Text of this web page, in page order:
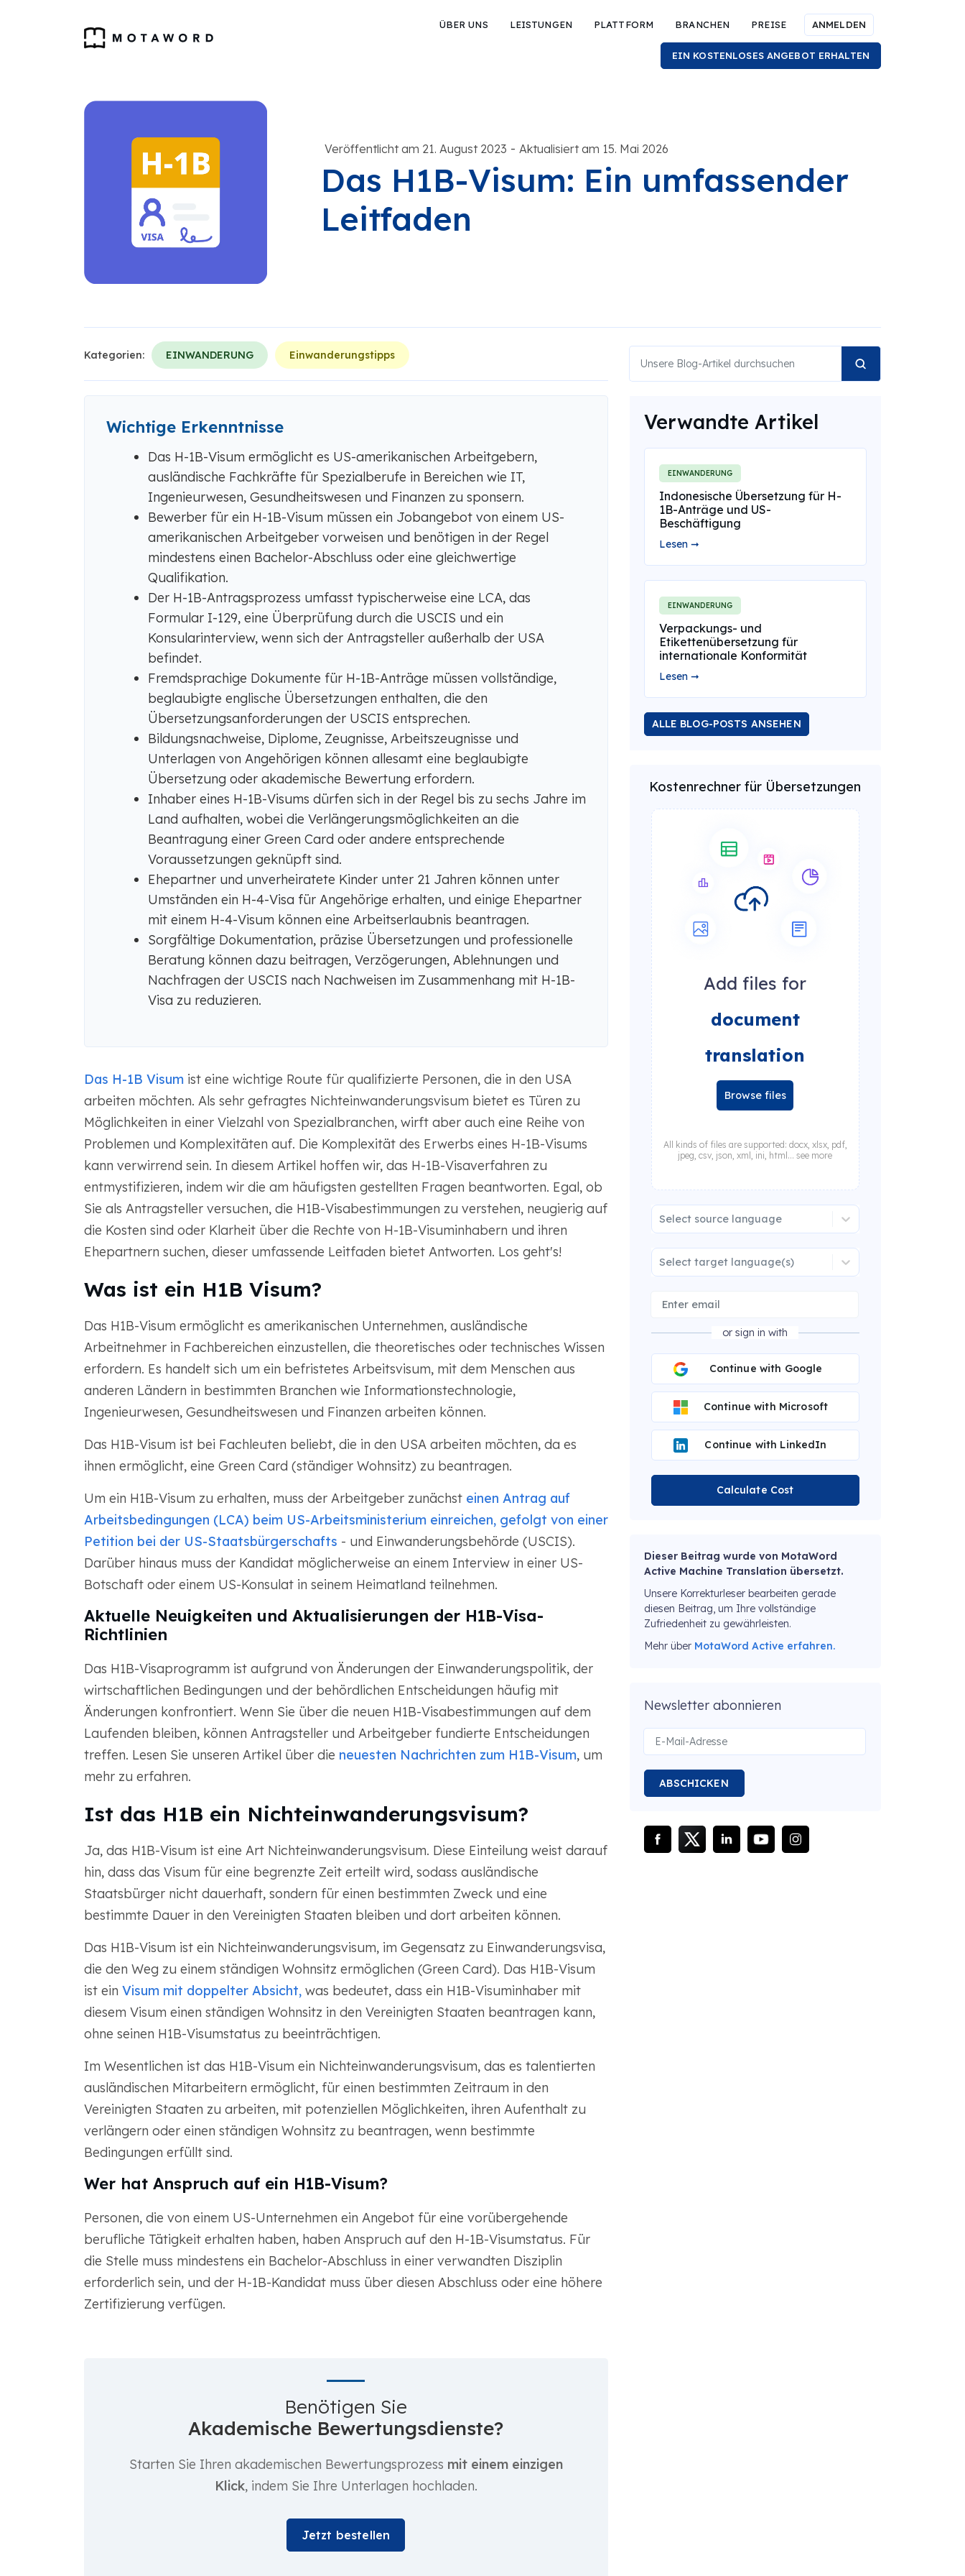
ÜBER UNS LEISTUNGEN PLATTFORM BRANCHEN PREISE ANMELDEN
EIN KOSTENLOSES ANGEBOT ERHALTEN
Veröffentlicht am 21. August 2023 - Aktualisiert am 15. Mai 2026
Das H1B-Visum: Ein umfassender
Leitfaden
Kategorien: EINWANDERUNG Einwanderungstipps
Wichtige Erkenntnisse
Das H-1B-Visum ermöglicht es US-amerikanischen Arbeitgebern,
ausländische Fachkräfte für Spezialberufe in Bereichen wie IT,
Ingenieurwesen, Gesundheitswesen und Finanzen zu sponsern.
Bewerber für ein H-1B-Visum müssen ein Jobangebot von einem US-
amerikanischen Arbeitgeber vorweisen und benötigen in der Regel
mindestens einen Bachelor-Abschluss oder eine gleichwertige
Qualifikation.
Der H-1B-Antragsprozess umfasst typischerweise eine LCA, das
Formular I-129, eine Überprüfung durch die USCIS und ein
Konsularinterview, wenn sich der Antragsteller außerhalb der USA
befindet.
Fremdsprachige Dokumente für H-1B-Anträge müssen vollständige,
beglaubigte englische Übersetzungen enthalten, die den
Übersetzungsanforderungen der USCIS entsprechen.
Bildungsnachweise, Diplome, Zeugnisse, Arbeitszeugnisse und
Unterlagen von Angehörigen können allesamt eine beglaubigte
Übersetzung oder akademische Bewertung erfordern.
Inhaber eines H-1B-Visums dürfen sich in der Regel bis zu sechs Jahre im
Land aufhalten, wobei die Verlängerungsmöglichkeiten an die
Beantragung einer Green Card oder andere entsprechende
Voraussetzungen geknüpft sind.
Ehepartner und unverheiratete Kinder unter 21 Jahren können unter
Umständen ein H-4-Visa für Angehörige erhalten, und einige Ehepartner
mit einem H-4-Visum können eine Arbeitserlaubnis beantragen.
Sorgfältige Dokumentation, präzise Übersetzungen und professionelle
Beratung können dazu beitragen, Verzögerungen, Ablehnungen und
Nachfragen der USCIS nach Nachweisen im Zusammenhang mit H-1B-
Visa zu reduzieren.
Das H-1B Visumist eine wichtige Route für qualifizierte Personen, die in den USA
arbeiten möchten. Als sehr gefragtes Nichteinwanderungsvisum bietet es Türen zu
Möglichkeiten in einer Vielzahl von Spezialbranchen, wirft aber auch eine Reihe von
Problemen und Komplexitäten auf. Die Komplexität des Erwerbs eines H-1B-Visums
kann verwirrend sein. In diesem Artikel hoffen wir, das H-1B-Visaverfahren zu
entmystifizieren, indem wir die am häufigsten gestellten Fragen beantworten. Egal, ob
Sie als Antragsteller versuchen, die H1B-Visabestimmungen zu verstehen, neugierig auf
die Kosten sind oder Klarheit über die Rechte von H-1B-Visuminhabern und ihren
Ehepartnern suchen, dieser umfassende Leitfaden bietet Antworten. Los geht's!
Was ist ein H1B Visum?
Das H1B-Visum ermöglicht es amerikanischen Unternehmen, ausländische
Arbeitnehmer in Fachbereichen einzustellen, die theoretisches oder technisches Wissen
erfordern. Es handelt sich um ein befristetes Arbeitsvisum, mit dem Menschen aus
anderen Ländern in bestimmten Branchen wie Informationstechnologie,
Ingenieurwesen, Gesundheitswesen und Finanzen arbeiten können.
Das H1B-Visum ist bei Fachleuten beliebt, die in den USA arbeiten möchten, da es
ihnen ermöglicht, eine Green Card (ständiger Wohnsitz) zu beantragen.
Um ein H1B-Visum zu erhalten, muss der Arbeitgeber zunächst einen Antrag auf
Arbeitsbedingungen (LCA) beim US-Arbeitsministerium einreichen, gefolgt von einer
Petition bei der US-Staatsbürgerschafts - und Einwanderungsbehörde (USCIS).
Darüber hinaus muss der Kandidat möglicherweise an einem Interview in einer US-
Botschaft oder einem US-Konsulat in seinem Heimatland teilnehmen.
Aktuelle Neuigkeiten und Aktualisierungen der H1B-Visa-
Richtlinien
Das H1B-Visaprogramm ist aufgrund von Änderungen der Einwanderungspolitik, der
wirtschaftlichen Bedingungen und der behördlichen Entscheidungen häufig mit
Änderungen konfrontiert. Wenn Sie über die neuen H1B-Visabestimmungen auf dem
Laufenden bleiben, können Antragsteller und Arbeitgeber fundierte Entscheidungen
treffen. Lesen Sie unseren Artikel über die neuesten Nachrichten zum H1B-Visum, um
mehr zu erfahren.
Ist das H1B ein Nichteinwanderungsvisum?
Ja, das H1B-Visum ist eine Art Nichteinwanderungsvisum. Diese Einteilung weist darauf
hin, dass das Visum für eine begrenzte Zeit erteilt wird, sodass ausländische
Staatsbürger nicht dauerhaft, sondern für einen bestimmten Zweck und eine
bestimmte Dauer in den Vereinigten Staaten bleiben und dort arbeiten können.
Das H1B-Visum ist ein Nichteinwanderungsvisum, im Gegensatz zu Einwanderungsvisa,
die den Weg zu einem ständigen Wohnsitz ermöglichen (Green Card). Das H1B-Visum
ist ein Visum mit doppelter Absicht,was bedeutet, dass ein H1B-Visuminhaber mit
diesem Visum einen ständigen Wohnsitz in den Vereinigten Staaten beantragen kann,
ohne seinen H1B-Visumstatus zu beeinträchtigen.
Im Wesentlichen ist das H1B-Visum ein Nichteinwanderungsvisum, das es talentierten
ausländischen Mitarbeitern ermöglicht, für einen bestimmten Zeitraum in den
Vereinigten Staaten zu arbeiten, mit potenziellen Möglichkeiten, ihren Aufenthalt zu
verlängern oder einen ständigen Wohnsitz zu beantragen, wenn bestimmte
Bedingungen erfüllt sind.
Wer hat Anspruch auf ein H1B-Visum?
Personen, die von einem US-Unternehmen ein Angebot für eine vorübergehende
berufliche Tätigkeit erhalten haben, haben Anspruch auf den H-1B-Visumstatus. Für
die Stelle muss mindestens ein Bachelor-Abschluss in einer verwandten Disziplin
erforderlich sein, und der H-1B-Kandidat muss über diesen Abschluss oder eine höhere
Zertifizierung verfügen.
Benötigen Sie
Akademische Bewertungsdienste?
Starten Sie Ihren akademischen Bewertungsprozess mit einem einzigen
Klick, indem Sie Ihre Unterlagen hochladen.
Jetzt bestellen
Verwandte Artikel
EINWANDERUNG
Indonesische Übersetzung für H-
1B-Anträge und US-
Beschäftigung
Lesen ➞
EINWANDERUNG
Verpackungs- und
Etikettenübersetzung für
internationale Konformität
Lesen ➞
ALLE BLOG-POSTS ANSEHEN
Kostenrechner für Übersetzungen
Add files for
document
translation
Browse files
All kinds of files are supported: docx, xlsx, pdf,
jpeg, csv, json, xml, ini, html... see more
Select source language
Select target language(s)
or sign in with
Continue with Google
Continue with Microsoft
Continue with LinkedIn
Calculate Cost
Dieser Beitrag wurde von MotaWord
Active Machine Translation übersetzt.
Unsere Korrekturleser bearbeiten gerade
diesen Beitrag, um Ihre vollständige
Zufriedenheit zu gewährleisten.
Mehr über MotaWord Active erfahren.
Newsletter abonnieren
ABSCHICKEN